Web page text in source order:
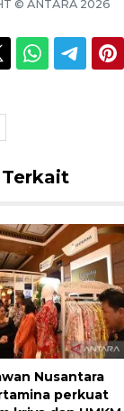
© ANTARA 2026
Nusantara
perkuat